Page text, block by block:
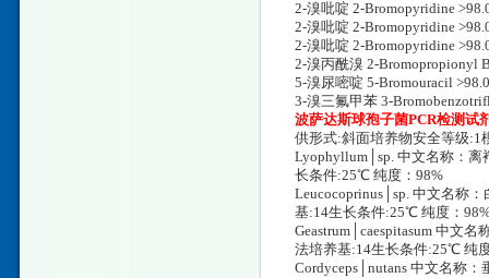
2-溴吡啶 2-Bromopyridine
2-溴吡啶 2-Bromopyridine
2-溴吡啶 2-Bromopyridine
2-溴丙酰溴 2-Bromopropionyl
5-溴尿嘧啶 5-Bromouracil
3-溴三氟甲苯 3-
波萨达斯球孢子菌PCR检测试
供形式:斜面培养物安全等级:1
Lyophyllum│sp. 中文名称：
长条件:25℃ 纯度：98%
Leucocoprinus│sp. 中文名称
基:14生长条件:25℃ 纯度：
Geastrum│caespitasum 中文
法培养基:14生长条件:25℃ 纯
Cordyceps│nutans 中文名称